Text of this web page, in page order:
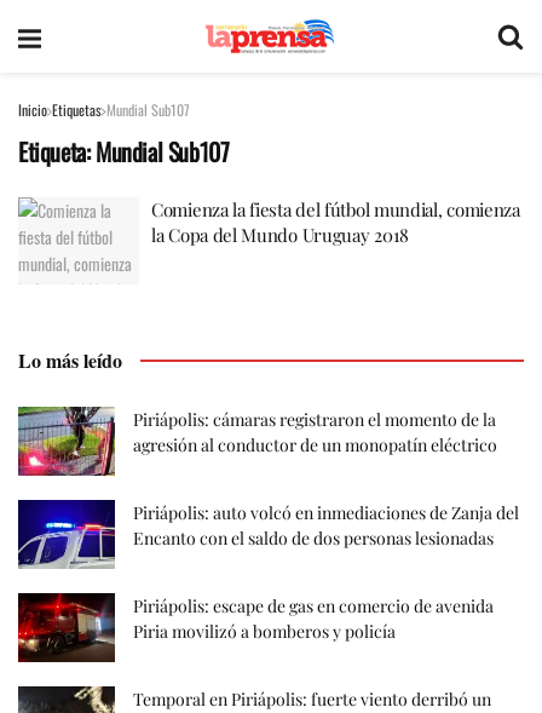
Inicio Etiquetas Mundial Sub107
Etiqueta:Mundial Sub107
Comienza la fiesta del fútbol mundial, comienza
la Copa del Mundo Uruguay 2018
Lo más leído
Piriápolis: cámaras registraron el momento de la
agresión al conductor de un monopatín eléctrico
Piriápolis: auto volcó en inmediaciones de Zanja del
Encanto con el saldo de dos personas lesionadas
Piriápolis: escape de gas en comercio de avenida
Piria movilizó a bomberos y policía
Temporal en Piriápolis: fuerte viento derribó un